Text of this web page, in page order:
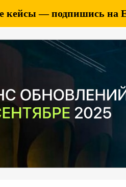
кейсы — подпишись на